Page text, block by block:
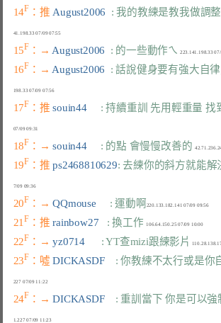
14F ：推 August2006 : 我的教練是教我做調
15F ：→ August2006 : 的一些動作ㄟ
16F ：→ August2006 : 話說健身要有強大自
198.33 07/09 07:56
17F ：推 souin44 : 持續重訓 先用輕重量 找
18F ：→ souin44 : 的點 會慢慢改善的
19F ：推 ps2468810629: 去練你的斜方就能解
7/09 09:36
20F ：→ QQmouse : 運動啊 220.133.182.141 07/09 09:56
21F ：推 rainbow27 : 換工作
  106.64.150.25 07/09 10:00
22F ：→ yz0714 : YT查mizi跟練影片
23F ：噓 DICKASDF : 你教練不太行或是你
24F ：→ DICKASDF : 重訓當下 你是可以強
1.227 07/09 11:23